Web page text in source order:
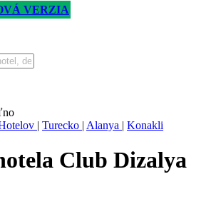
VERZIA
| Turecko | Alanya | Konakli
Club Dizalya